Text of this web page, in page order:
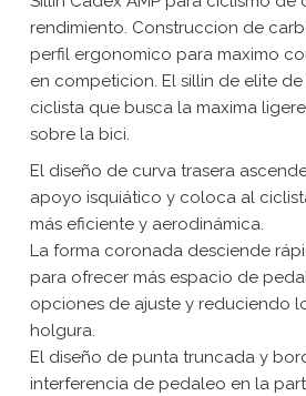
rendimiento. Construccion de
perfil ergonomico para maximo
en competicion. El sillin de elite
ciclista que busca la maxima
sobre la bici.
El diseño de curva trasera
apoyo isquiático y coloca al
más eficiente y aerodinámica.
La forma coronada desciende
para ofrecer más espacio de
opciones de ajuste y reduciendo
holgura.
El diseño de punta truncada y
interferencia de pedaleo en la